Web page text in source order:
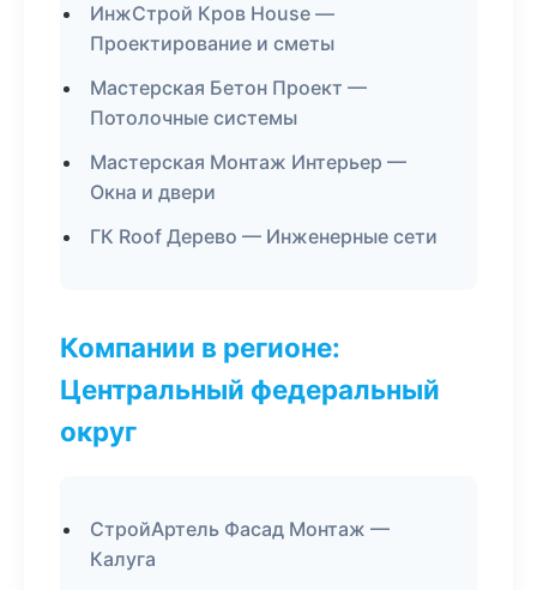
ИнжСтрой Кров House —
Проектирование и сметы
Мастерская Бетон Проект —
Потолочные системы
Мастерская Монтаж Интерьер —
Окна и двери
ГК Roof Дерево — Инженерные сети
Компании в регионе:
Центральный федеральный
округ
СтройАртель Фасад Монтаж —
Калуга